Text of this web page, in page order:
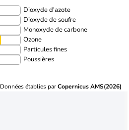
Dioxyde d'azote
Dioxyde de soufre
Monoxyde de carbone
Ozone
Particules fines
Poussières
Données établies parCopernicus AMS(2026)